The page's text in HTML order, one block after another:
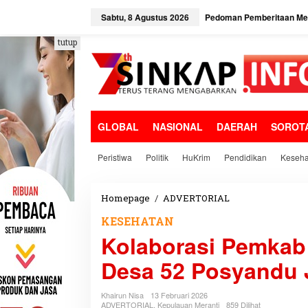
e
k
o
n
t
e
n
Sabtu, 8 Agustus 2026 Pedoman Pemberitaan
GLOBAL NASIONAL DAERAH
Peristiwa Politik HuKrim Pendidikan
tutup
Homepage / ADVERTORIAL
a
b
r
a
KESEHATAN
Kolaborasi
Desa 52
Khairun Nisa
13 Februari 2026
ADVERTORIAL
Kepulauan Meranti 859 Dilihat